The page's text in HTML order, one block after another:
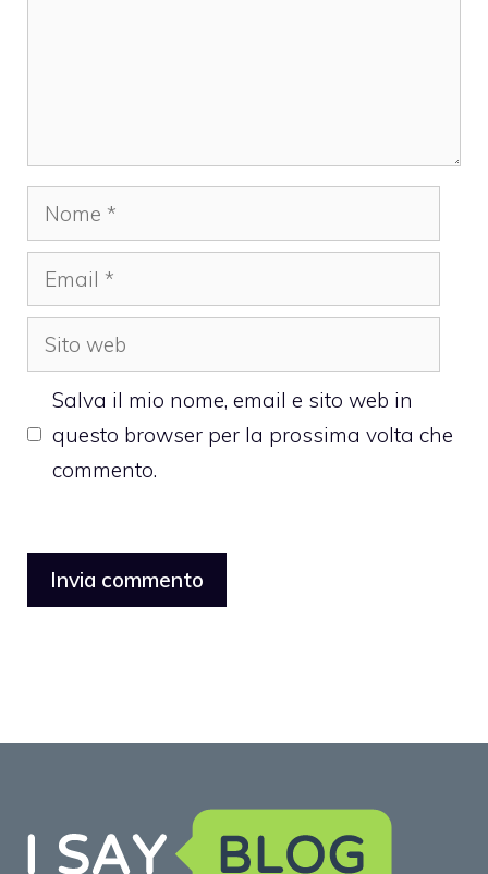
Nome
Email
Sito
web
Salva il mio nome, email e sito web in
questo browser per la prossima volta che
commento.